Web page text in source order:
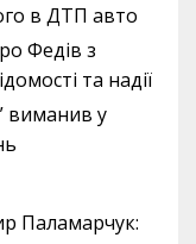
в ДТП авто
Федів з
та надії
виманив у
Паламарчук: